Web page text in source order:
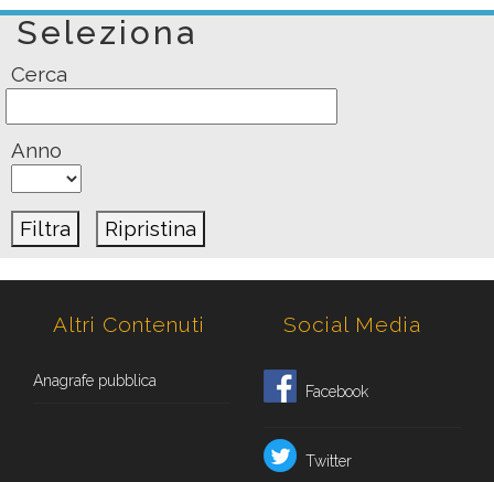
Seleziona
Cerca
Anno
Altri Contenuti
Anagrafe pubblica
Social Media
Facebook
Twitter